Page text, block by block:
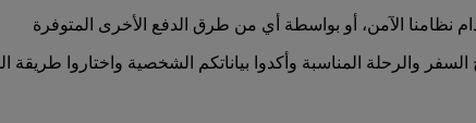
نظامنا الآمن، أو بواسطة أي من طرق الدفع الأخرى المتوفرة
والرحلة المناسبة وأكدوا بياناتكم الشخصية واختاروا طريقة